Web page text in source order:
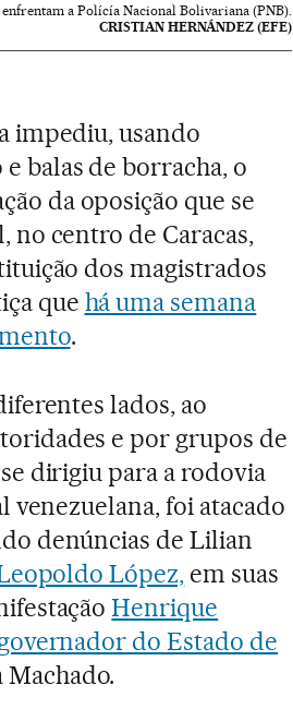
a Polícía Nacional Bolivariana (PNB).
CRISTIAN HERNÁNDEZ (EFE)
impediu, usando
balas de borracha, o
da oposição que se
no centro de Caracas,
dos magistrados
que há uma semana
.
lados, ao
e por grupos de
dirigiu para a rodovia
venezuelana, foi atacado
denúncias de Lilian
López, em suas
Henrique
do Estado de